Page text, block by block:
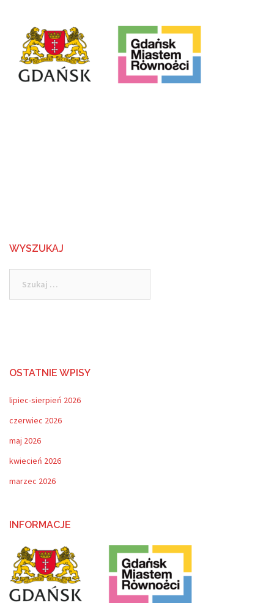
WYSZUKAJ
OSTATNIE WPISY
lipiec-sierpień 2026
czerwiec 2026
maj 2026
kwiecień 2026
marzec 2026
INFORMACJE